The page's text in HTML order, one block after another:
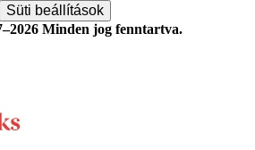
Süti beállítások
Minden jog fenntartva.